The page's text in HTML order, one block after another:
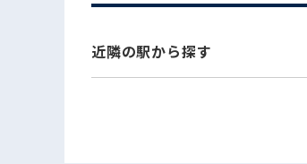
近隣の駅から探す